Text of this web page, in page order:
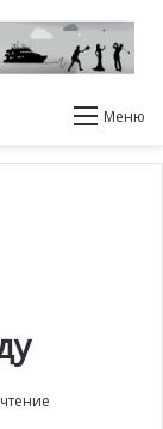
Меню